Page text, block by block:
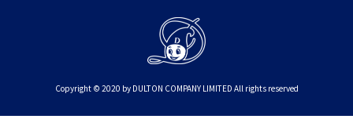
Copyright © 2020 by DULTON COMPANY LIMITED All rights reserved